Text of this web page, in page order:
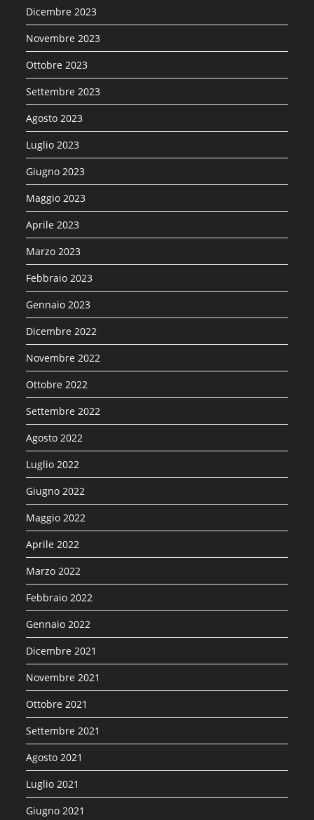
Dicembre 2023
Novembre 2023
Ottobre 2023
Settembre 2023
Agosto 2023
Luglio 2023
Giugno 2023
Maggio 2023
Aprile 2023
Marzo 2023
Febbraio 2023
Gennaio 2023
Dicembre 2022
Novembre 2022
Ottobre 2022
Settembre 2022
Agosto 2022
Luglio 2022
Giugno 2022
Maggio 2022
Aprile 2022
Marzo 2022
Febbraio 2022
Gennaio 2022
Dicembre 2021
Novembre 2021
Ottobre 2021
Settembre 2021
Agosto 2021
Luglio 2021
Giugno 2021